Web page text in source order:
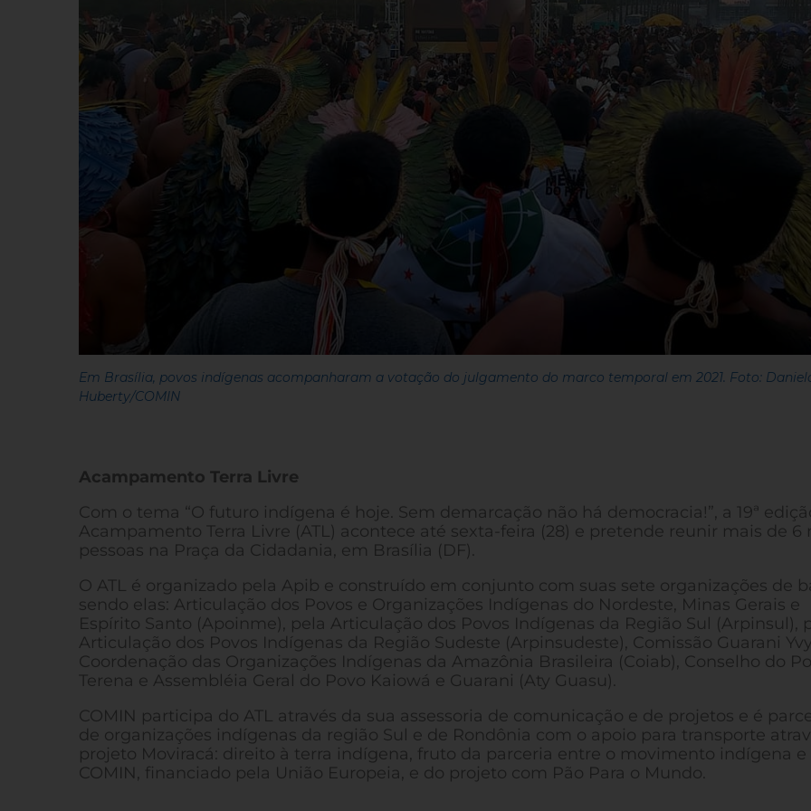
Em Brasília, povos indígenas acompanharam a votação do julgamento do marco temporal em 2021. Foto:
Huberty/COMIN
Acampamento Terra Livre
Com o tema “O futuro indígena é hoje. Sem demarcação não há democracia!”, a 19ª
Acampamento Terra Livre (ATL) acontece até sexta-feira (28) e pretende reunir mais de 6
pessoas na Praça da Cidadania, em Brasília (DF).
O ATL é organizado pela Apib e construído em conjunto com suas sete organizações de
sendo elas: Articulação dos Povos e Organizações Indígenas do Nordeste, Minas Gerais e
Espírito Santo (Apoinme), pela Articulação dos Povos Indígenas da Região Sul (Arpinsul),
Articulação dos Povos Indígenas da Região Sudeste (Arpinsudeste), Comissão Guarani
Coordenação das Organizações Indígenas da Amazônia Brasileira (Coiab), Conselho do
Terena e Assembléia Geral do Povo Kaiowá e Guarani (Aty Guasu).
COMIN participa do ATL através da sua assessoria de comunicação e de projetos e é
de organizações indígenas da região Sul e de Rondônia com o apoio para transporte
projeto Moviracá: direito à terra indígena, fruto da parceria entre o movimento indígena e
COMIN, financiado pela União Europeia, e do projeto com Pão Para o Mundo.